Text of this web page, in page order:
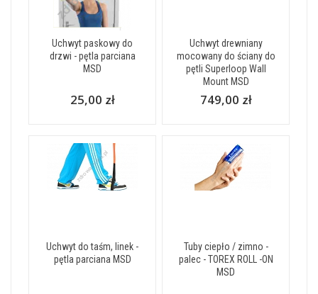
Uchwyt paskowy do
drzwi - pętla parciana
MSD
25,00 zł
Uchwyt drewniany
mocowany do ściany do
pętli Superloop Wall
Mount MSD
749,00 zł
Uchwyt do taśm, linek -
pętla parciana MSD
Tuby ciepło / zimno -
palec - TOREX ROLL -ON
MSD